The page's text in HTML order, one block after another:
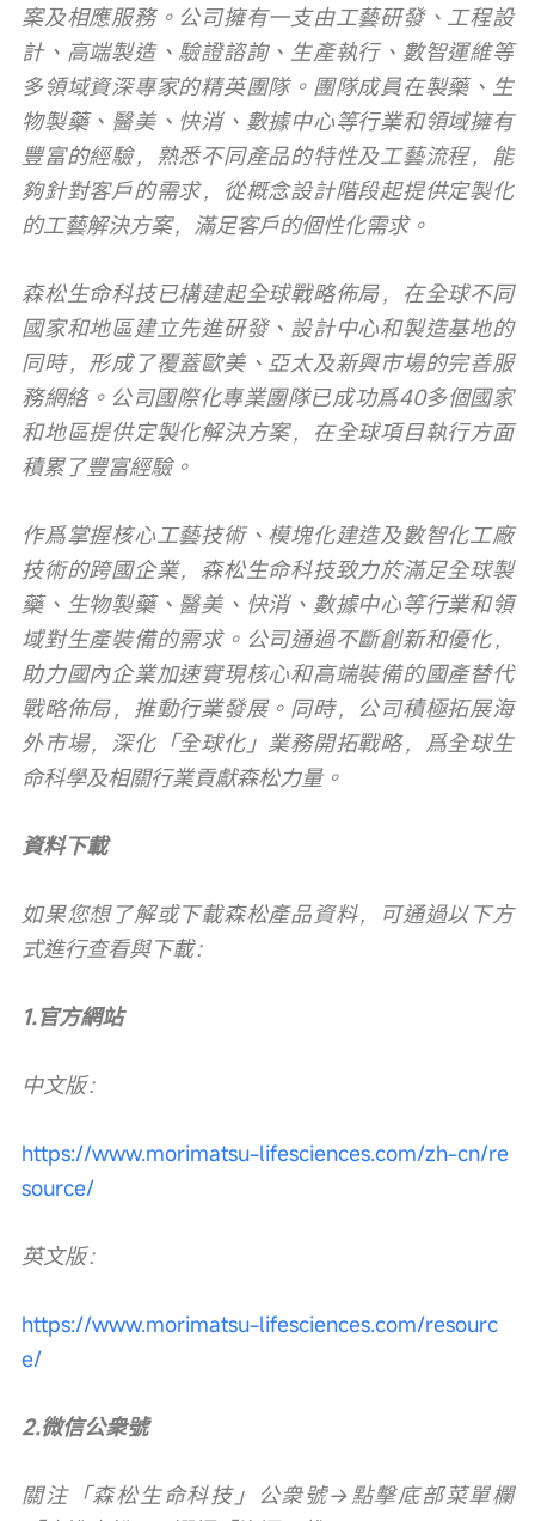
案及相應服務。公司擁有一支由工藝研發、工程設
計、高端製造、驗證諮詢、生產執行、數智運維等
多領域資深專家的精英團隊。團隊成員在製藥、生
物製藥、醫美、快消、數據中心等行業和領域擁有
豐富的經驗，熟悉不同產品的特性及工藝流程，能
夠針對客戶的需求，從概念設計階段起提供定製化
的工藝解決方案，滿足客戶的個性化需求。
森松生命科技已構建起全球戰略佈局，在全球不同
國家和地區建立先進研發、設計中心和製造基地的
同時，形成了覆蓋歐美、亞太及新興市場的完善服
務網絡。公司國際化專業團隊已成功爲40多個國家
和地區提供定製化解決方案，在全球項目執行方面
積累了豐富經驗。
作爲掌握核心工藝技術、模塊化建造及數智化工廠
技術的跨國企業，森松生命科技致力於滿足全球製
藥、生物製藥、醫美、快消、數據中心等行業和領
域對生產裝備的需求。公司通過不斷創新和優化，
助力國內企業加速實現核心和高端裝備的國產替代
戰略佈局，推動行業發展。同時，公司積極拓展海
外市場，深化「全球化」業務開拓戰略，爲全球生
命科學及相關行業貢獻森松力量。
資料下載
如果您想了解或下載森松產品資料，可通過以下方
式進行查看與下載：
1.官方網站
中文版：
https://www.morimatsu-lifesciences.com/zh-cn/re
source/
英文版：
https://www.morimatsu-lifesciences.com/resourc
e/
2.微信公衆號
關注「森松生命科技」公衆號→點擊底部菜單欄